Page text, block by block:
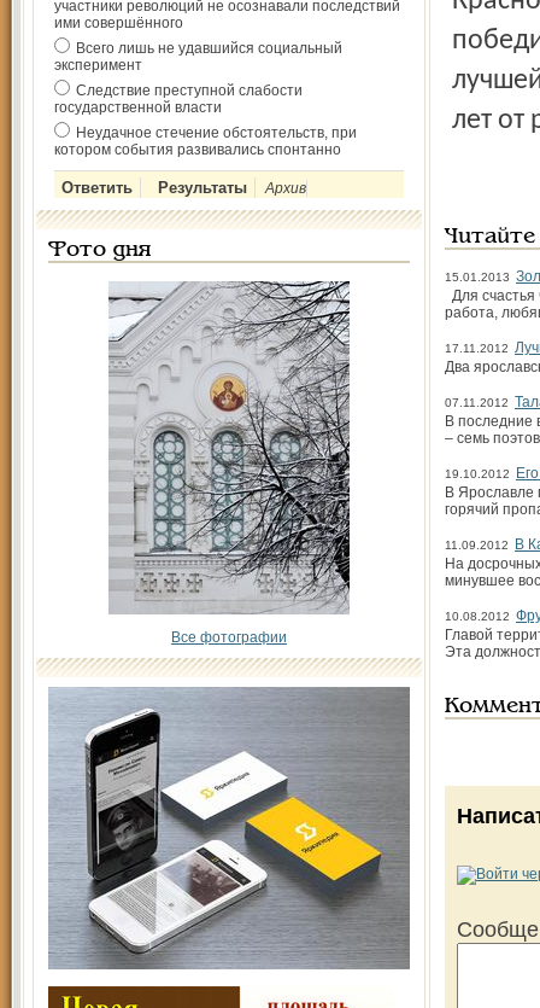
участники революций не осознавали последствий
ими совершённого
Всего лишь не удавшийся социальный
эксперимент
Следствие преступной слабости
государственной власти
Неудачное стечение обстоятельств, при
котором события развивались спонтанно
Архив
Фото дня
Все фотографии
лет от
15.01.2013
Для
работа,
17.11.2012
Два
07.11.2012
В последние
– семь
19.10.2012
В Ярославле
горячий
11.09.2012
В
На
минувшее
10.08.2012
Главой
Эта